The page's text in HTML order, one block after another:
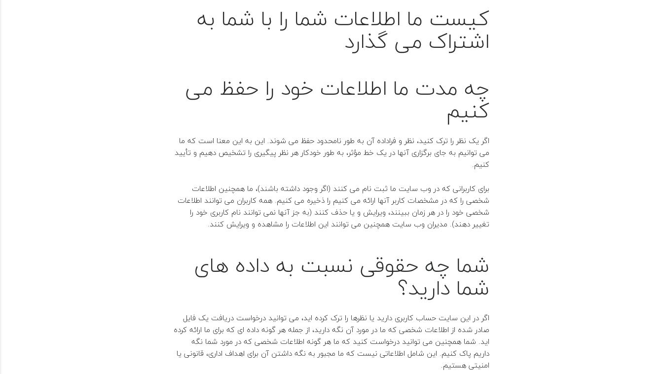
کیست ما اطلاعات شما را با شما به
اشتراک می گذارد
چه مدت ما اطلاعات خود را حفظ می
کنیم
اگر یک نظر را ترک کنید، نظر و فراداده آن به طور نامحدود حفظ می شوند. این به این معنا است که ما
می توانیم به جای برگزاری آنها در یک خط مؤثر، به طور خودکار هر نظر پیگیری را تشخیص دهیم و تأیید
کنیم.
برای کاربرانی که در وب سایت ما ثبت نام می کنند (اگر وجود داشته باشند)، ما همچنین اطلاعات
شخصی را که در مشخصات کاربر آنها ارائه می کنیم را ذخیره می کنیم. همه کاربران می توانند اطلاعات
شخصی خود را در هر زمان ببینند، ویرایش و یا حذف کنند (به جز آنها نمی توانند نام کاربری خود را
تغییر دهند). مدیران وب سایت همچنین می توانند این اطلاعات را مشاهده و ویرایش کنند.
شما چه حقوقی نسبت به داده های
شما دارید؟
اگر در این سایت حساب کاربری دارید یا نظرها را ترک کرده اید، می توانید درخواست دریافت یک فایل
صادر شده از اطلاعات شخصی که ما در مورد آن نگه دارید، از جمله هر گونه داده ای که برای ما ارائه کرده
اید. شما همچنین می توانید درخواست کنید که ما هر گونه اطلاعات شخصی که در مورد شما نگه
داریم پاک کنیم. این شامل اطلاعاتی نیست که ما مجبور به نگه داشتن آن برای اهداف اداری، قانونی یا
امنیتی هستیم.